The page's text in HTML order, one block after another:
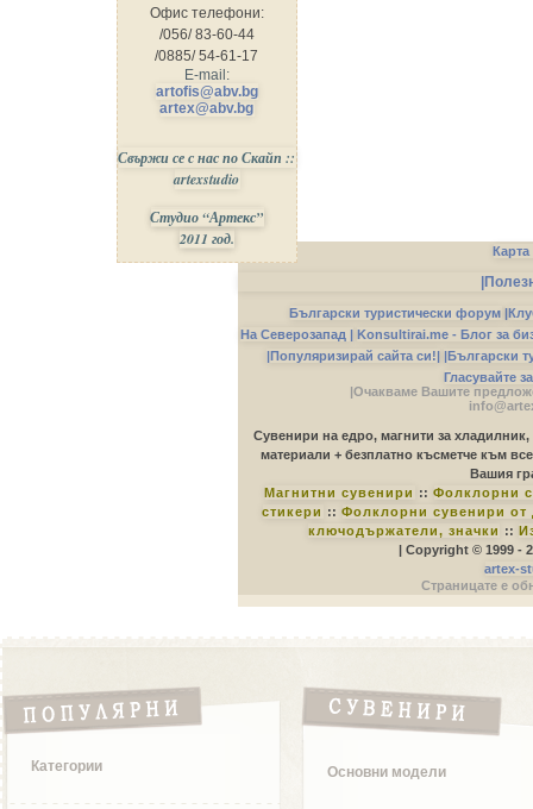
Офис телефони:
/056/ 83-60-44
/0885/ 54-61-17
E-mail:
artofis@abv.bg
artex@abv.bg
Свържи се с нас по Скайп ::
artexstudio
Студио “Артекс”
2011 год.
Български туристически форум |
На Северозапад | Konsultirai.me - Блог за
|Популяризирай сайта си!| |Български
Гласувайте
|Очакваме Вашите
Сувенири на едро, магнити за
материали + безплатно късметче към
Вашия
Магнитни сувенири :: Фолклорни
стикери :: Фолклорни сувенири
ключодържатели, значки ::
| Copyright © 1999 -
artex-
Страницате е
Категории Основни модели